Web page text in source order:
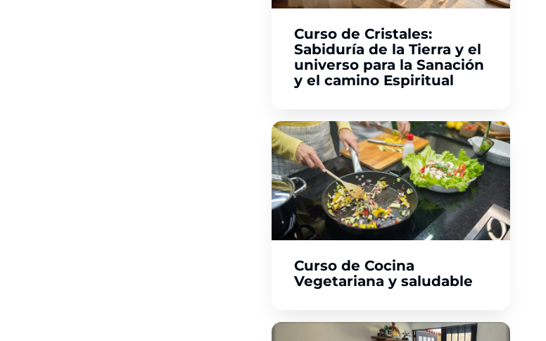
a
ó
n
l
í
s
t
i
c
Curso de Cristales:
Sabiduría de la Tierra y el
universo para la Sanación
y el camino Espiritual
Curso de Cocina
Vegetariana y saludable